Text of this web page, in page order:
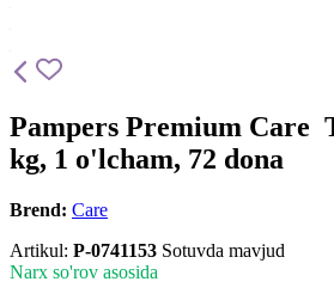
Pampers Premium Care
kg, 1 o'lcham, 72 dona
Brend: Care
Artikul: P-0741153 Sotuvda mavjud
Narx so'rov asosida